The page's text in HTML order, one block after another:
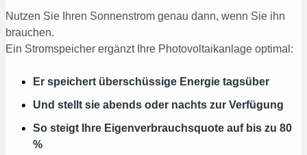
Nutzen Sie Ihren Sonnenstrom genau dann, wenn Sie ihn
brauchen.
Ein Stromspeicher ergänzt Ihre Photovoltaikanlage optimal:
Er speichert überschüssige Energie tagsüber
Und stellt sie abends oder nachts zur Verfügung
So steigt Ihre Eigenverbrauchsquote auf bis zu 80
%